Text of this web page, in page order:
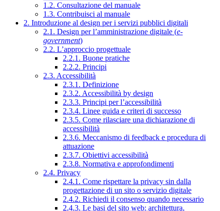
1.2. Consultazione del manuale
1.3. Contribuisci al manuale
2. Introduzione al design per i servizi pubblici digitali
2.1. Design per l’amministrazione digitale (e-
government)
2.2. L’approccio progettuale
2.2.1. Buone pratiche
2.2.2. Principi
2.3. Accessibilità
2.3.1. Definizione
2.3.2. Accessibilità by design
2.3.3. Principi per l’accessibilità
2.3.4. Linee guida e criteri di successo
2.3.5. Come rilasciare una dichiarazione di
accessibilità
2.3.6. Meccanismo di feedback e procedura di
attuazione
2.3.7. Obiettivi accessibilità
2.3.8. Normativa e approfondimenti
2.4. Privacy
2.4.1. Come rispettare la privacy sin dalla
progettazione di un sito o servizio digitale
2.4.2. Richiedi il consenso quando necessario
2.4.3. Le basi del sito web: architettura,